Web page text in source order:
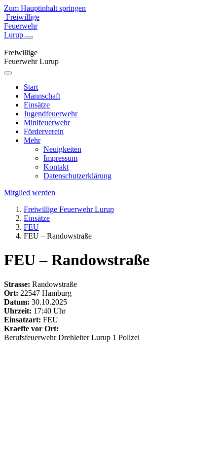
Zum Hauptinhalt springen
Freiwillige
Feuerwehr
Lurup
Freiwillige
Feuerwehr Lurup
Start
Mannschaft
Einsätze
Jugendfeuerwehr
Minifeuerwehr
Förderverein
Mehr
Neuigkeiten
Impressum
Kontakt
Datenschutzerklärung
Mitglied werden
Freiwillige Feuerwehr Lurup
Einsätze
FEU
FEU – Randowstraße
FEU – Randowstraße
Strasse: Randowstraße
Ort: 22547 Hamburg
Datum: 30.10.2025
Uhrzeit: 17:40 Uhr
Einsatzart: FEU
Kraefte vor Ort:
BerufsfeuerwehrDrehleiterLurup 1 Polizei